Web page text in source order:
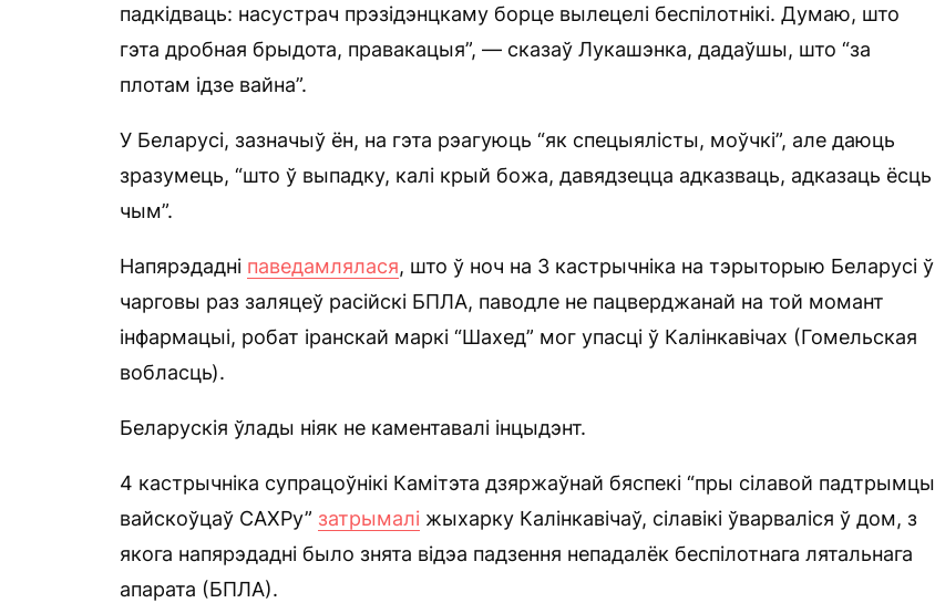
падкідваць: насустрач прэзідэнцкаму борце вылецелі беспілотнікі. Думаю, што
гэта дробная брыдота, правакацыя”, — сказаў Лукашэнка, дадаўшы, што “за
плотам ідзе вайна”.
У Беларусі, зазначыў ён, на гэта рэагуюць “як спецыялісты, моўчкі”, але даюць
зразумець, “што ў выпадку, калі крый божа, давядзецца адказваць, адказаць ёсць
чым”.
Напярэдадні паведамлялася, што ў ноч на 3 кастрычніка на тэрыторыю Беларусі ў
чарговы раз заляцеў расійскі БПЛА, паводле не пацверджанай на той момант
інфармацыі, робат іранскай маркі “Шахед” мог упасці ў Калінкавічах (Гомельская
вобласць).
Беларускія ўлады ніяк не каментавалі інцыдэнт.
4 кастрычніка супрацоўнікі Камітэта дзяржаўнай бяспекі “пры сілавой падтрымцы
вайскоўцаў САХРу” затрымалі жыхарку Калінкавічаў, сілавікі ўварваліся ў дом, з
якога напярэдадні было знята відэа падзення непадалёк беспілотнага лятальнага
апарата (БПЛА).